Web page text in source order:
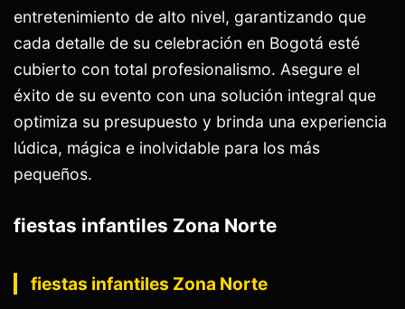
entretenimiento de alto nivel, garantizando que
cada detalle de su celebración en Bogotá esté
cubierto con total profesionalismo. Asegure el
éxito de su evento con una solución integral que
optimiza su presupuesto y brinda una experiencia
lúdica, mágica e inolvidable para los más
pequeños.
fiestas infantiles Zona Norte
fiestas infantiles Zona Norte